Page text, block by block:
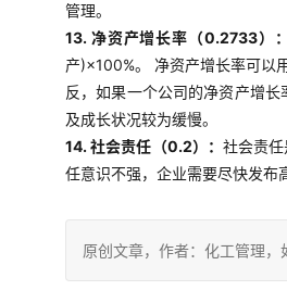
管理。
13. 净资产增长率（0.2733）：
产)×100%。 净资产增长率可以
反，如果一个公司的净资产增
及成长状况较为缓慢。
14. 社会责任（0.2）： 社会责
任意识不强，企业需要尽快发布
原创文章，作者：化工管理